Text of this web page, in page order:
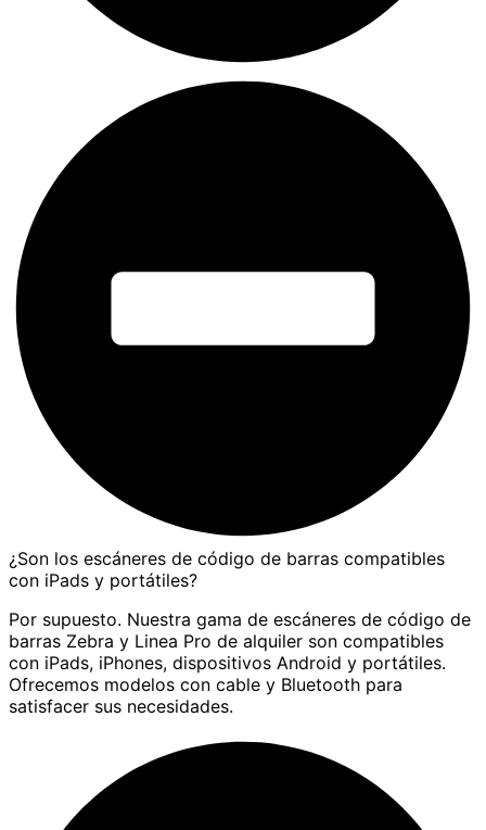
¿Son los escáneres de código de barras compatibles
con iPads y portátiles?
Por supuesto. Nuestra gama de escáneres de código de
barras Zebra y Linea Pro de alquiler son compatibles
con iPads, iPhones, dispositivos Android y portátiles.
Ofrecemos modelos con cable y Bluetooth para
satisfacer sus necesidades.